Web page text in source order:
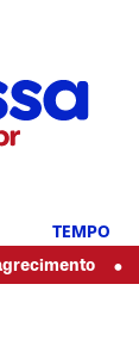
TEMPO
• Filho de